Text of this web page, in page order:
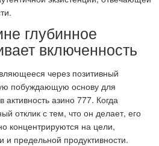
глубинное
включенность
через позитивный
побуждающую основу для
активность азино 777. Когда
отклик с тем, что он делает, его
концентрируются на цели,
предельной продуктивности.